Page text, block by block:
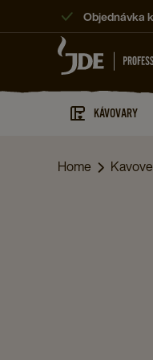
Objednávka
KÁVOVARY
Home